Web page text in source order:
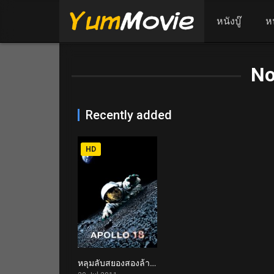
หนังบู๊ ห
Recently added
5.2
HD
หลุมลับสยองสองล้านปี Apollo 18 (2011)